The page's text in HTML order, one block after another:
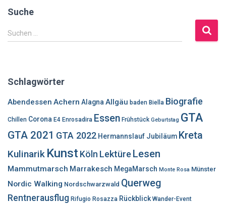
Suche
S
u
n
a
c
:
Suchen …
Schlagwörter
Abendessen Achern Alagna Allgäu baden Biella Biografie
Chillen Corona E4 Enrosadira Essen Frühstück Geburtstag GTA
GTA 2021 GTA 2022 Hermannslauf Jubiläum Kreta
Kulinarik Kunst Köln LektüreLesen
Mammutmarsch Marrakesch MegaMarsch Monte Rosa Münster
Nordic Walking Nordschwarzwald Querweg
Rentnerausflug Rifugio Rosazza Rückblick Wander-Event